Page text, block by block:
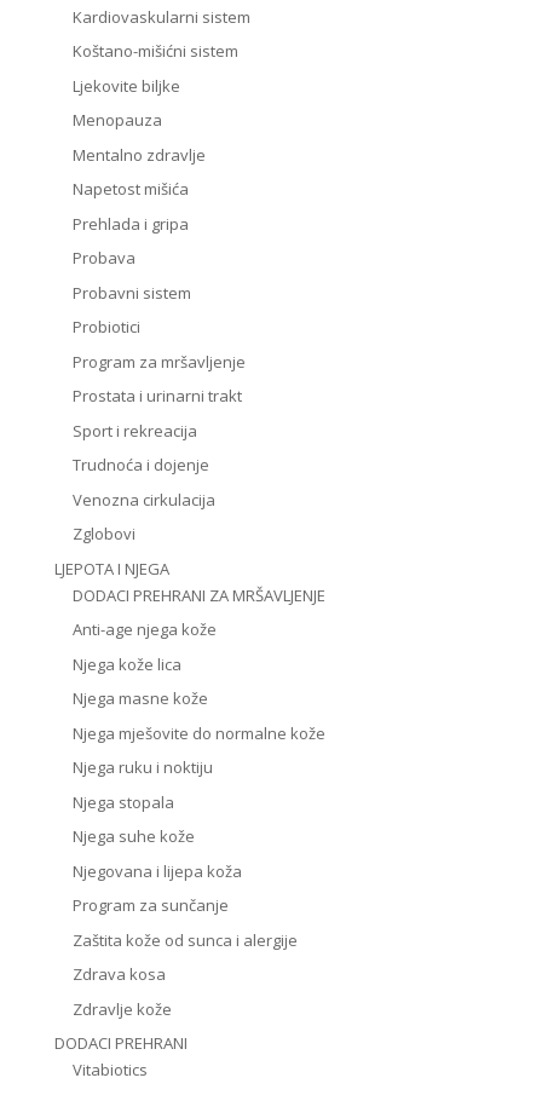
Kardiovaskularni sistem
Koštano-mišićni sistem
Ljekovite biljke
Menopauza
Mentalno zdravlje
Napetost mišića
Prehlada i gripa
Probava
Probavni sistem
Probiotici
Program za mršavljenje
Prostata i urinarni trakt
Sport i rekreacija
Trudnoća i dojenje
Venozna cirkulacija
Zglobovi
LJEPOTA I NJEGA
DODACI PREHRANI ZA MRŠAVLJENJE
Anti-age njega kože
Njega kože lica
Njega masne kože
Njega mješovite do normalne kože
Njega ruku i noktiju
Njega stopala
Njega suhe kože
Njegovana i lijepa koža
Program za sunčanje
Zaštita kože od sunca i alergije
Zdrava kosa
Zdravlje kože
DODACI PREHRANI
Vitabiotics